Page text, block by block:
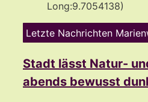
Long:9.7054138)
Letzte Nachrichten
Stadt lässt Natur-
abends bewusst